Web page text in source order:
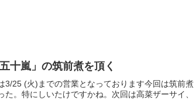
十嵐」の筑前煮を頂く
25 (火)までの営業となっております今回は筑前煮
。特にしいたけですかね。次回は高菜ザーサイ、